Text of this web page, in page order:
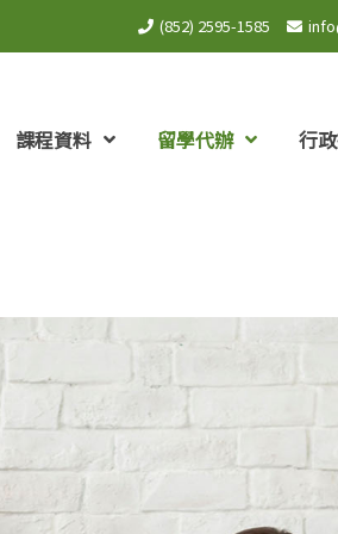
(852) 2595-1585
課程資料 留學代辦 行